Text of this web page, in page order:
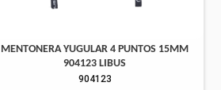
MENTONERA YUGULAR 4 PUNTOS 15MM
904123 LIBUS
904123